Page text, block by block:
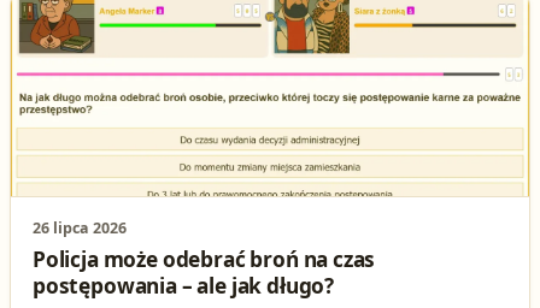
26 lipca 2026
Policja może odebrać broń na czas
postępowania – ale jak długo?